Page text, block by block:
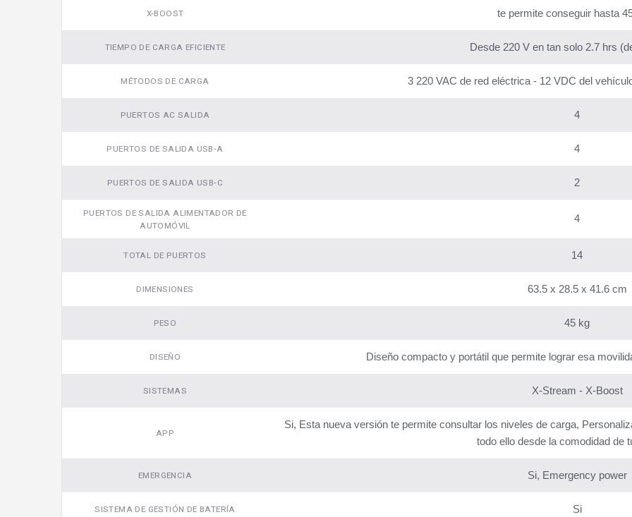
X-BOOST te permite conseguir hasta
TIEMPO DE CARGA EFICIENTE Desde 220 V en tan solo 2.7 hrs
MÉTODOS DE CARGA 3 220 VAC de red eléctrica - 12 VDC del
PUERTOS AC SALIDA 4
PUERTOS DE SALIDA USB-A 4
PUERTOS DE SALIDA USB-C 2
PUERTOS DE SALIDA ALIMENTADOR DE
AUTOMÓVIL
4
TOTAL DE PUERTOS 14
DIMENSIONES 63.5 x 28.5 x 41.6 cm
PESO 45 kg
DISEÑO Diseño compacto y portátil que permite lograr esa
SISTEMAS X-Stream - X-Boost
APP
Si, Esta nueva versión te permite consultar los niveles de carga,
todo ello desde la comodidad de
EMERGENCIA Si, Emergency power
SISTEMA DE GESTIÓN DE BATERÍA Si